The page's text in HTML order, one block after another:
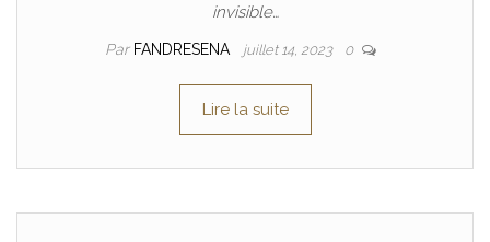
invisible…
Par FANDRESENA juillet 14, 2023 0
Lire la suite